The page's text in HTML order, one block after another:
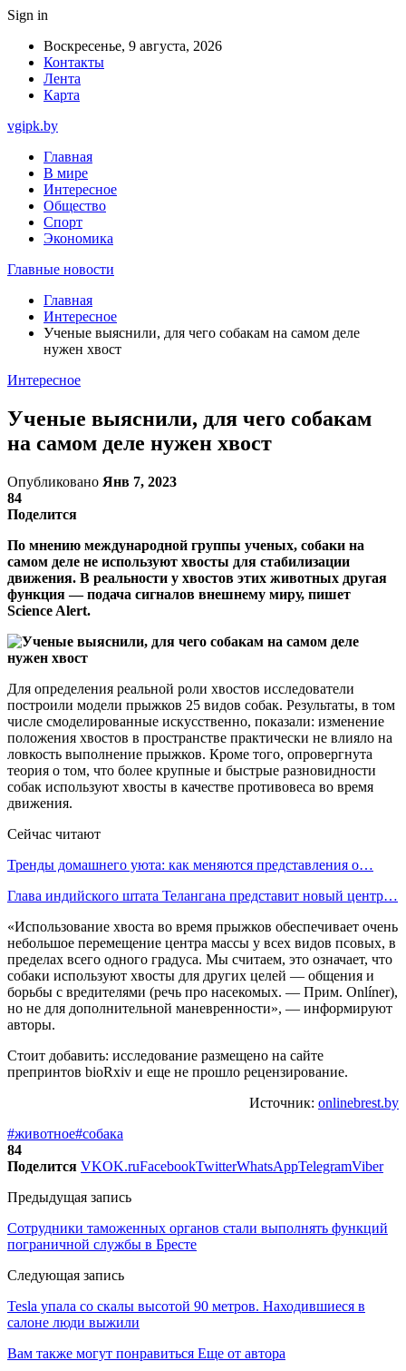
Sign in
Воскресенье, 9 августа, 2026
Контакты
Лента
Карта
vgipk.by
Главная
В мире
Интересное
Общество
Спорт
Экономика
Главные новости
Главная
Интересное
Ученые выяснили, для чего собакам на самом деле
нужен хвост
Интересное
Ученые выяснили, для чего собакам
на самом деле нужен хвост
Опубликовано Янв 7, 2023
84
Поделится
По мнению международной группы ученых, собаки на
самом деле не используют хвосты для стабилизации
движения. В реальности у хвостов этих животных другая
функция — подача сигналов внешнему миру, пишет
Science Alert.
Для определения реальной роли хвостов исследователи
построили модели прыжков 25 видов собак. Результаты, в том
числе смоделированные искусственно, показали: изменение
положения хвостов в пространстве практически не влияло на
ловкость выполнение прыжков. Кроме того, опровергнута
теория о том, что более крупные и быстрые разновидности
собак используют хвосты в качестве противовеса во время
движения.
Сейчас читают
Тренды домашнего уюта: как меняются представления о…
Глава индийского штата Телангана представит новый центр…
«Использование хвоста во время прыжков обеспечивает очень
небольшое перемещение центра массы у всех видов псовых, в
пределах всего одного градуса. Мы считаем, это означает, что
собаки используют хвосты для других целей — общения и
борьбы с вредителями (речь про насекомых. — Прим. Onlíner),
но не для дополнительной маневренности», — информируют
авторы.
Стоит добавить: исследование размещено на сайте
препринтов bioRxiv и еще не прошло рецензирование.
Источник: onlinebrest.by
#животное#собака
84
Поделится VKOK.ruFacebookTwitterWhatsAppTelegramViber
Предыдущая запись
Сотрудники таможенных органов стали выполнять функций
пограничной службы в Бресте
Следующая запись
Tesla упала со скалы высотой 90 метров. Находившиеся в
салоне люди выжили
Вам также могут понравиться Еще от автора